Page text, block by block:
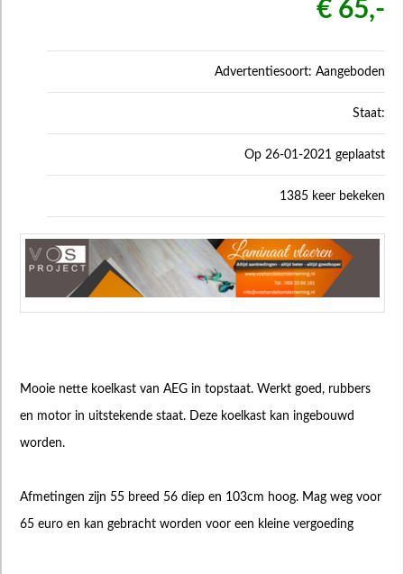
€ 65,-
Advertentiesoort: Aangeboden
Staat:
Op 26-01-2021 geplaatst
1385 keer bekeken
Mooie nette koelkast van AEG in topstaat. Werkt goed, rubbers
en motor in uitstekende staat. Deze koelkast kan ingebouwd
worden.
Afmetingen zijn 55 breed 56 diep en 103cm hoog. Mag weg voor
65 euro en kan gebracht worden voor een kleine vergoeding